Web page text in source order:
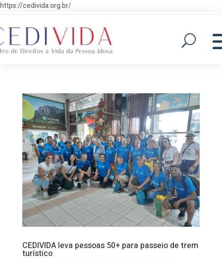
https://cedivida.org.br/
CEDIVIDA leva pessoas 50+ para passeio de trem
turístico